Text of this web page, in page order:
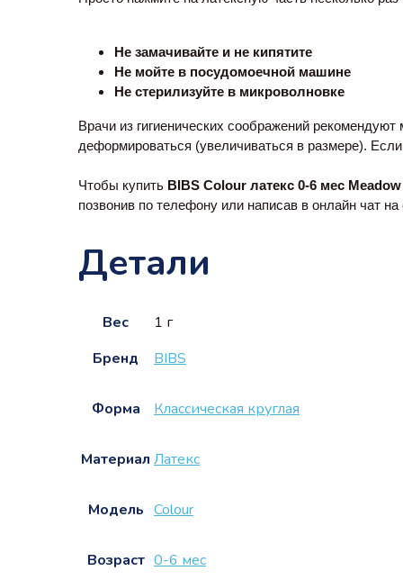
Не замачивайте и не кипятите
Не мойте в посудомоечной машине
Не стерилизуйте в микроволновке
Врачи из гигиенических соображений
деформироваться (увеличиваться в размере).
Чтобы купить BIBS Colour латекс 0-6 мес Meadow
позвонив по телефону или написав в онлайн чат на
Детали
Вес
1 г
Бренд
BIBS
Форма Классическая круглая
Материал Латекс
Модель Colour
Возраст 0-6 мес